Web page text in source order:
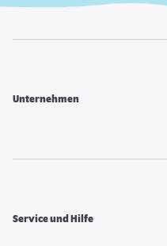
Unternehmen
Service und Hilfe